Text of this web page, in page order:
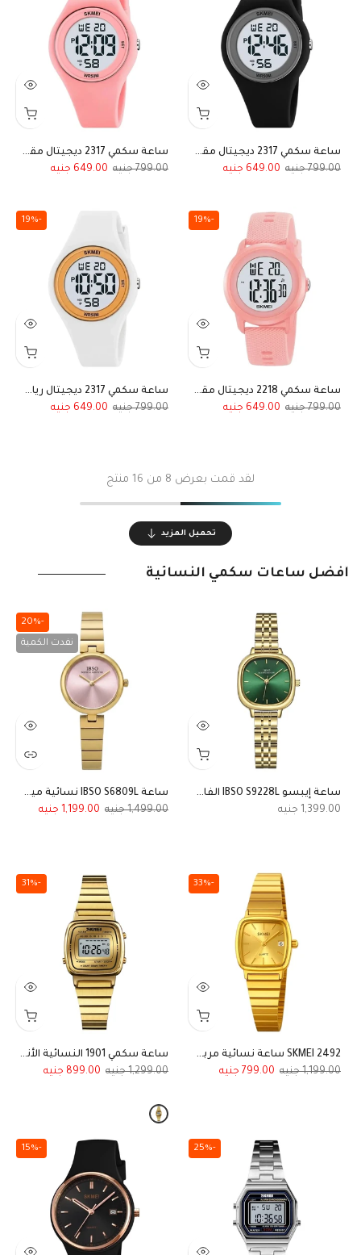
ساعة سكمي 2317 ديجيتال مقاومة للماء لون أسود للأطفال والنساء
799.00
649.00
ساعة سكمي 2317 ديجيتال مقاومة للماء رياضية باللون الوردي للنساء والبنات
799.00
649.00
-19%
ساعة سكمي 2218 ديجيتال مقاومة للماء باللون الوردي للبنات والأطفال
799.00
649.00
-19%
ساعة سكمي 2317 ديجيتال رياضية مقاومة للماء باللون الأبيض للنساء والبنات
799.00
649.00
لقد قمت بعرض 8 من 16 منتج
تحميل المزيد
أفضل ساعات سكمي النسائية
ساعة إيبسو IBSO S9228L الفاخرة للنساء بقرص مربع انسيابي ذهبي وميناء أخضر زمردي
1,399.00
-20%
نفدت الكمية
ساعة IBSO S6809L نسائية مينيمالست ذهبي بسوار ستيل رفيع
1,499.00
1,199.00
-33%
SKMEI 2492 ساعة نسائية مربعة بتصميم بسيط ذهبي
1,199.00
799.00
-31%
ساعة سكمي 1901 النسائية الأنيقة تصميم نحيف وفخم
1,299.00
899.00
-25%
-15%